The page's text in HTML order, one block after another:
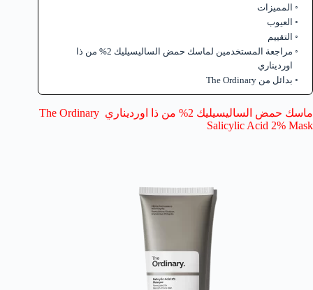
المميزات
العيوب
التقييم
مراجعة المستخدمين لماسك حمض الساليسيليك 2% من ذا
اورديناري
بدائل من The Ordinary
ماسك حمض الساليسيليك 2% من ذا اورديناري The Ordinary
Salicylic Acid 2% Mask